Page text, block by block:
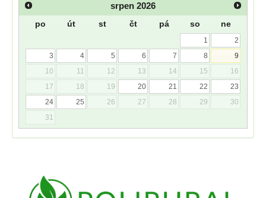
srpen 2026
po út st čt pá so ne
1
2
3
4 5 6 7 8
9
10
11 12 13 14 15
16
17
18 19 20 21 22
23
24
25 26 27 28 29
30
31